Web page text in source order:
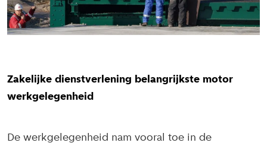
Zakelijke dienstverlening belangrijkste motor
werkgelegenheid
De werkgelegenheid nam vooral toe in de